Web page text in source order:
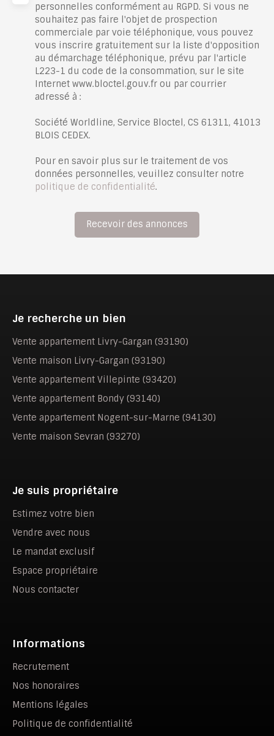
personnelles conformément au RGPD. Si vous ne
souhaitez pas faire l'objet de prospection
commerciale par voie téléphonique, vous pouvez
vous inscrire gratuitement sur la liste d'opposition
au démarchage téléphonique, prévu par l'article
L223-1 du code de la consommation, sur le site
Internet www.bloctel.gouv.fr ou par courrier
adressé à :
Société Worldline, Service Bloctel, CS 61311, 41013
BLOIS CEDEX.
Pour en savoir plus sur le traitement de vos
données personnelles, veuillez consulter notre
politique de confidentialité.
Recevoir des annonces
Je recherche un bien
Vente appartement Livry-Gargan (93190)
Vente maison Livry-Gargan (93190)
Vente appartement Villepinte (93420)
Vente appartement Bondy (93140)
Vente appartement Nogent-sur-Marne (94130)
Vente maison Sevran (93270)
Je suis propriétaire
Estimez votre bien
Vendre avec nous
Le mandat exclusif
Espace propriétaire
Nous contacter
Informations
Recrutement
Nos honoraires
Mentions légales
Politique de confidentialité